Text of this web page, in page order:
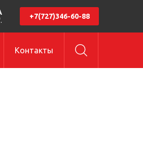
+7(727)346-60-88
Контакты